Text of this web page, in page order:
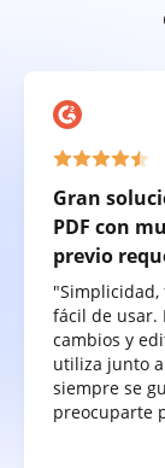
Gran
PDF con
previo
fácil de usar.
cambios y
utiliza junto
siempre se
preocuparte